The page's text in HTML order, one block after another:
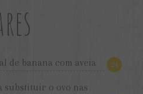
de banana com aveia 24
substituir o ovo nas